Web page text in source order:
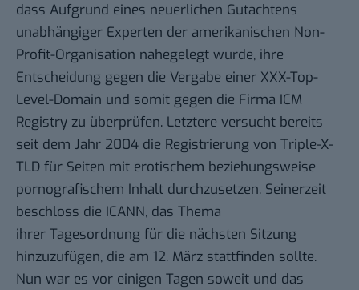
dass Aufgrund eines neuerlichen Gutachtens
unabhängiger Experten der amerikanischen Non-
Profit-Organisation nahegelegt wurde, ihre
Entscheidung gegen die Vergabe einer XXX-Top-
Level-Domain und somit gegen die Firma ICM
Registry zu überprüfen. Letztere versucht bereits
seit dem Jahr 2004 die Registrierung von Triple-X-
TLD für Seiten mit erotischem beziehungsweise
pornografischem Inhalt durchzusetzen. Seinerzeit
beschloss die ICANN, das Thema
ihrer Tagesordnung für die nächsten Sitzung
hinzuzufügen, die am 12. März stattfinden sollte.
Nun war es vor einigen Tagen soweit und das